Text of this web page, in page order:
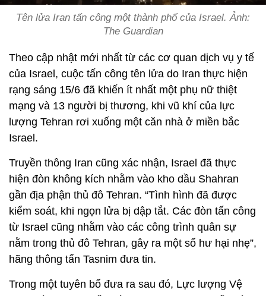
Tên lửa Iran tấn công một thành phố của Israel. Ảnh:
The Guardian
Theo cập nhật mới nhất từ các cơ quan dịch vụ y tế
của Israel, cuộc tấn công tên lửa do Iran thực hiện
rạng sáng 15/6 đã khiến ít nhất một phụ nữ thiệt
mạng và 13 người bị thương, khi vũ khí của lực
lượng Tehran rơi xuống một căn nhà ở miền bắc
Israel.
Truyền thông Iran cũng xác nhận, Israel đã thực
hiện đòn không kích nhằm vào kho dầu Shahran
gần địa phận thủ đô Tehran. “Tình hình đã được
kiểm soát, khi ngọn lửa bị dập tắt. Các đòn tấn công
từ Israel cũng nhằm vào các công trình quân sự
nằm trong thủ đô Tehran, gây ra một số hư hại nhẹ”,
hãng thông tấn Tasnim đưa tin.
Trong một tuyên bố đưa ra sau đó, Lực lượng Vệ